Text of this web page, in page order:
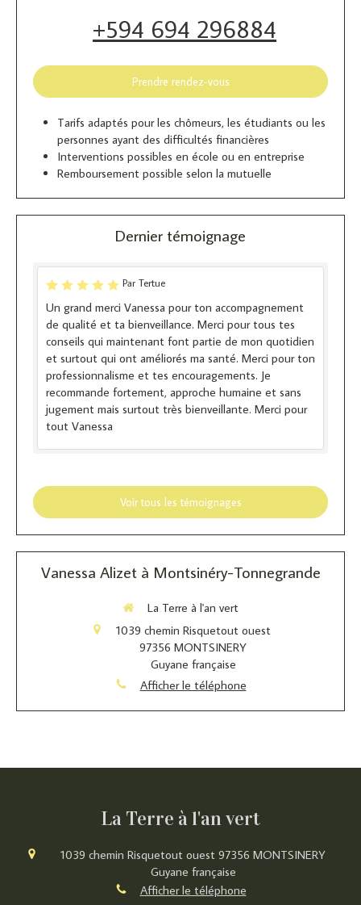
+594 694 296884
Prendre rendez-vous
Tarifs adaptés pour les chômeurs, les étudiants ou les
personnes ayant des difficultés financières
Interventions possibles en école ou en entreprise
Remboursement possible selon la mutuelle
Dernier témoignage
Par Tertue
Un grand merci Vanessa pour ton accompagnement
de qualité et ta bienveillance. Merci pour tous tes
conseils qui maintenant font partie de mon quotidien
et surtout qui ont améliorés ma santé. Merci pour ton
professionnalisme et tes encouragements. Je
recommande fortement, approche humaine et sans
jugement mais surtout très bienveillante. Merci pour
tout Vanessa
Voir tous les témoignages
Vanessa Alizet à Montsinéry-Tonnegrande
La Terre à l'an vert
1039 chemin Risquetout ouest
97356 MONTSINERY
Guyane française
Afficher le téléphone
La Terre à l'an vert
1039 chemin Risquetout ouest 97356 MONTSINERY
Guyane française
Afficher le téléphone